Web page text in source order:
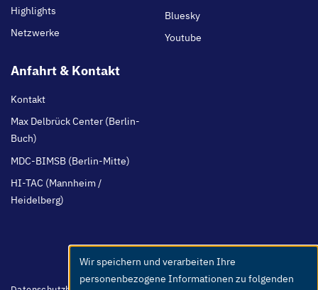
Highlights
Netzwerke
Bluesky
Youtube
Anfahrt & Kontakt
Kontakt
Max Delbrück Center (Berlin-
Buch)
MDC-BIMSB (Berlin-Mitte)
HI-TAC (Mannheim /
Heidelberg)
Use
of
Wir speichern und verarbeiten Ihre
personenbezogene Informationen zu folgenden